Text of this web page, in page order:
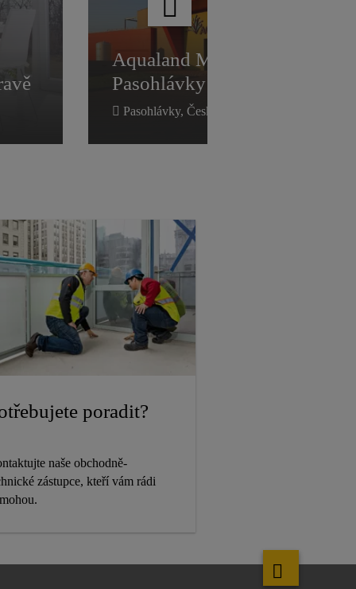
Aqualand Moravia,
Pasohlávky
Pasohlávky, Česká republika
poradit?
naše obchodně-
zástupce, kteří vám rádi